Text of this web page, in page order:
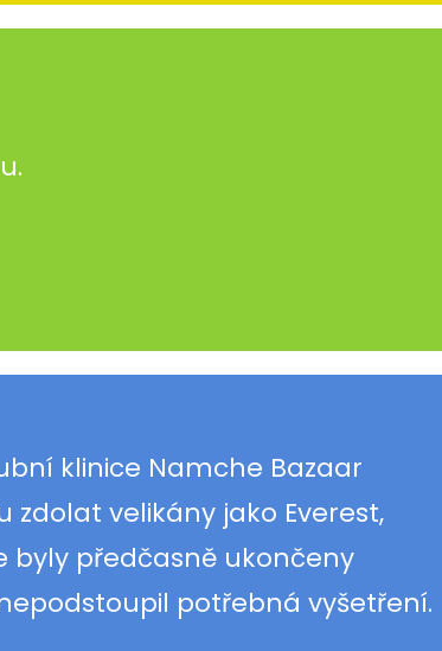
klinice Namche Bazaar
zdolat velikány jako Everest,
byly předčasně ukončeny
potřebná vyšetření.